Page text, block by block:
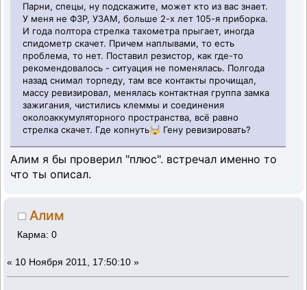
Парни, спецы, ну подскажите, может кто из вас знает.
У меня не Ф3Р, УЗАМ, больше 2-х лет 105-я приборка.
И года полтора стрелка тахометра прыгает, иногда
спидометр скачет. Причем наплывами, то есть
проблема, то нет. Поставил резистор, как где-то
рекомендовалось - ситуация не поменялась. Полгода
назад снимал торпеду, там все контакты прочищал,
массу ревизировал, менялась контактная группа замка
зажигания, чистились клеммы и соединения
околоаккумуляторного пространства, всё равно
стрелка скачет. Где копнуть🤯 Гену ревизировать?
Алим я бы проверил "плюс". встречал именно то
что ты описал.
Алим
Карма: 0
« 10 Ноября 2011, 17:50:10 »